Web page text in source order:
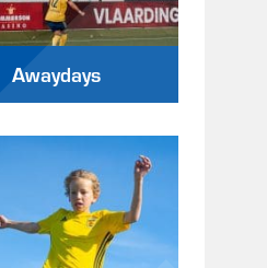
Awaydays